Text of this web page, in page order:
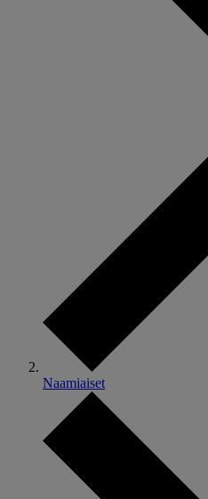
Naamiaiset